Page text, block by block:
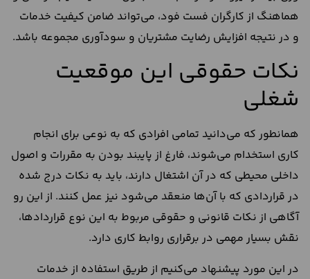
هماهنگ از کارگران فست فود، می‌تواند ضامن کیفیت خدمات
و در نتیجه افزایش رضایت مشتریان و سودآوری مجموعه باشد.
نکات حقوقی این موقعیت
شغلی
همانطور که می‌دانید تمامی افرادی که به نوعی برای انجام
کاری استخدام می‌شوند، فارغ از پایبند بودن به مقررات و اصول
داخلی محیطی که در آن اشتغال دارند، باید به نکات درج شده
در قراردادی که با آن‌ها منعقد می‌شود نیز عمل کنند. از این رو
آگاهی از نکات قانونی و حقوقی مربوط به این نوع قراردادها،
نقش بسیار مهمی در برقراری روابط کاری دارد.
در این مورد پیشنهاد می‌کنیم از طریق استفاده از خدمات